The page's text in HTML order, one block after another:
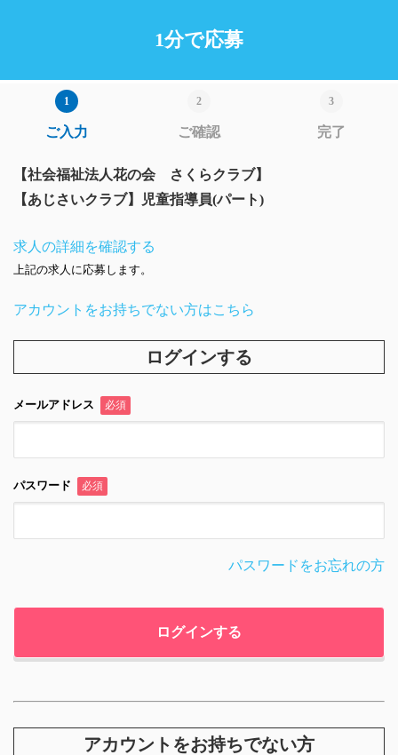
1分で応募
ご入力 ご確認 完了
【社会福祉法人花の会 さくらクラブ】
【あじさいクラブ】児童指導員(パート)
求人の詳細を確認する
上記の求人に応募します。
アカウントをお持ちでない方はこちら
ログインする
メールアドレス 必須
パスワード 必須
パスワードをお忘れの方
アカウントをお持ちでない方